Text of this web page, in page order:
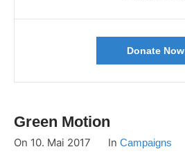
Donate Now
Green Motion
On 10. Mai 2017 In Campaigns